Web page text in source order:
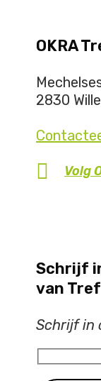
OKRA
2830
Volg
Schrijf
van
Schrijf in